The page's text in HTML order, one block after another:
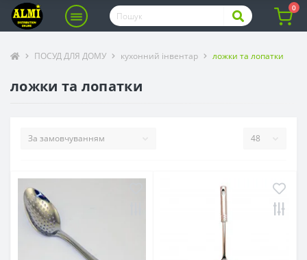
0
ПОСУД ДЛЯ ДОМУ кухонний інвентар ложки та лопатки
ложки та лопатки